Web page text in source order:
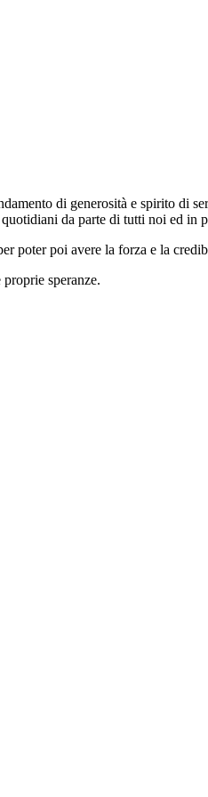
di generosità e spirito di
da parte di tutti noi ed
poter poi avere la forza e la
speranze.